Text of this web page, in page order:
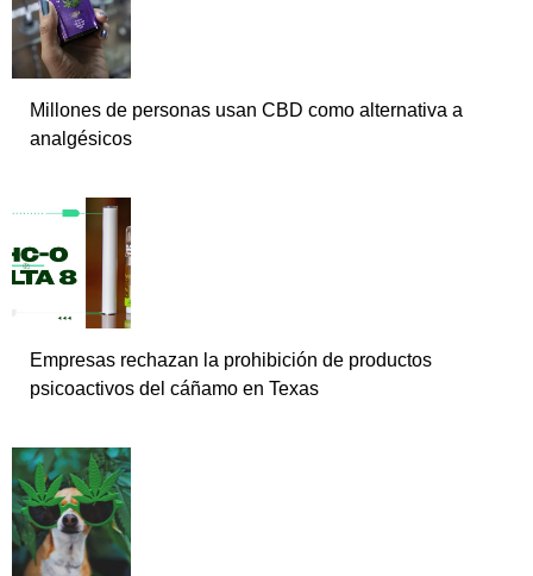
Millones de personas usan CBD como alternativa a
analgésicos
Empresas rechazan la prohibición de productos
psicoactivos del cáñamo en Texas